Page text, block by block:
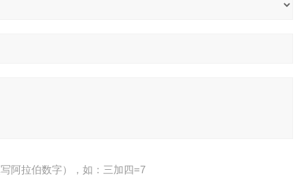
阿拉伯数字），如：三加四=7